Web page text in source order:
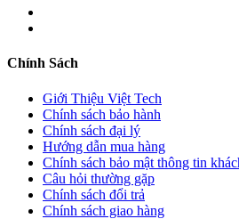
Chính Sách
Giới Thiệu Việt Tech
Chính sách bảo hành
Chính sách đại lý
Hướng dẫn mua hàng
Chính sách bảo mật thông tin
Câu hỏi thường gặp
Chính sách đổi trả
Chính sách giao hàng